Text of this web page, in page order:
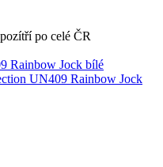
po celé ČR
UN409 Rainbow Jock